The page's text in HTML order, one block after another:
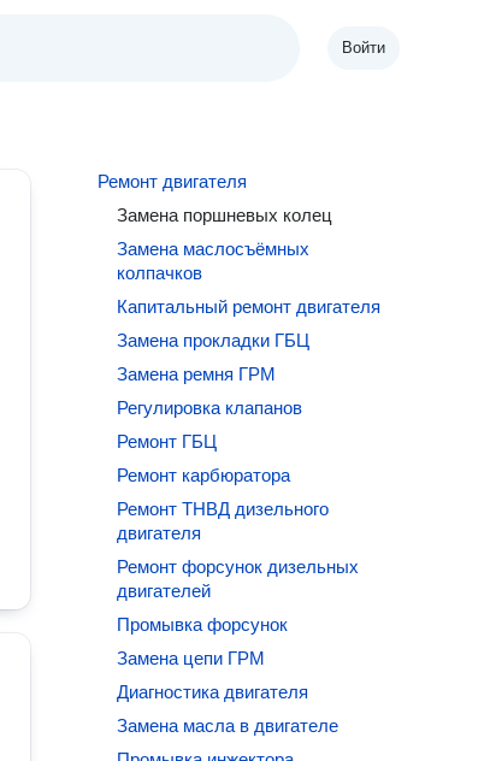
Войти
Ремонт двигателя
Замена поршневых колец
Замена маслосъёмных
колпачков
Капитальный ремонт двигателя
Замена прокладки ГБЦ
Замена ремня ГРМ
Регулировка клапанов
Ремонт ГБЦ
Ремонт карбюратора
Ремонт ТНВД дизельного
двигателя
Ремонт форсунок дизельных
двигателей
Промывка форсунок
Замена цепи ГРМ
Диагностика двигателя
Замена масла в двигателе